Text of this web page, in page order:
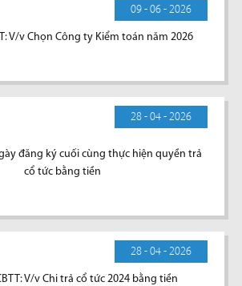
09 - 06 - 2026
V/v Chọn Công ty Kiểm toán năm 2026
28 - 04 - 2026
đăng ký cuối cùng thực hiện quyền trả
cổ tức bằng tiền
28 - 04 - 2026
V/v Chi trả cổ tức 2024 bằng tiền